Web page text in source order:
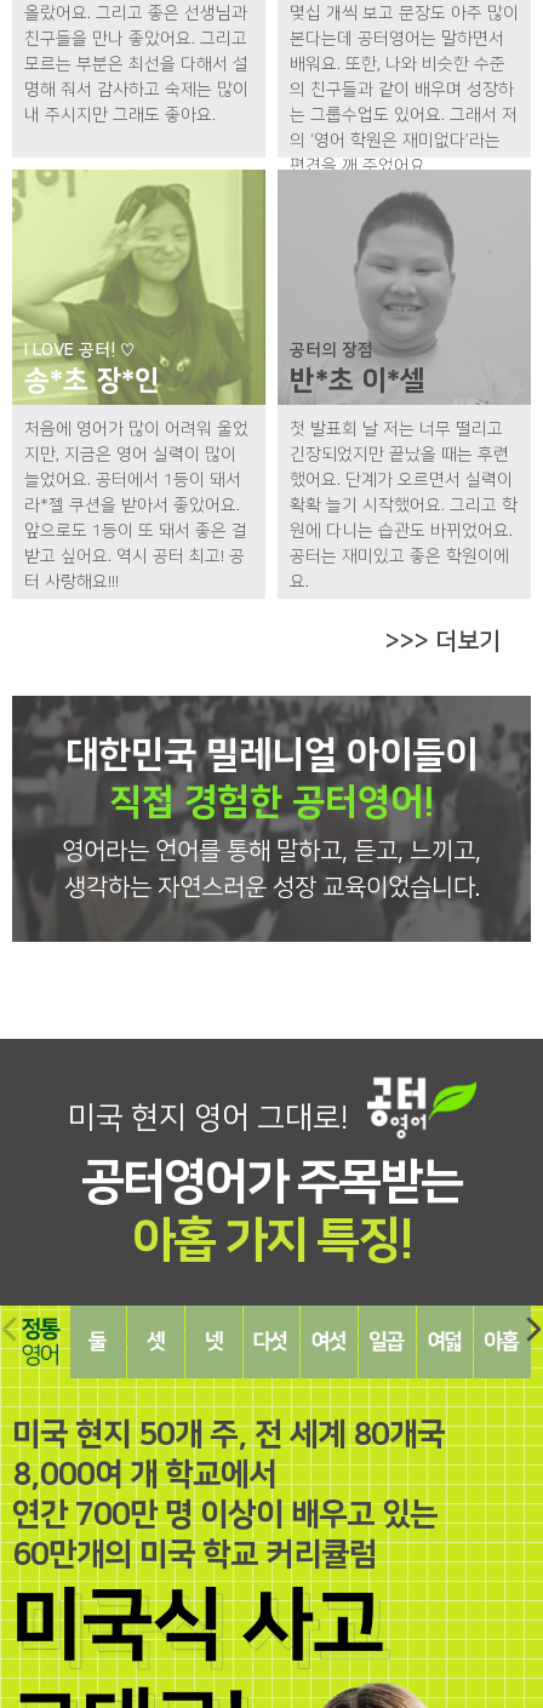
올랐어요. 그리고 좋은 선생님과
친구들을 만나 좋았어요. 그리고
모르는 부분은 최선을 다해서 설
명해 줘서 감사하고 숙제는 많이
내 주시지만 그래도 좋아요.
몇십 개씩 보고 문장도 아주 많이
본다는데 공터영어는 말하면서
배워요. 또한, 나와 비슷한 수준
의 친구들과 같이 배우며 성장하
는 그룹수업도 있어요. 그래서 저
의 ‘영어 학원은 재미없다’라는
편견을 깨 주었어요.
I LOVE 공터! ♡
송*초 장*인
처음에 영어가 많이 어려워 울었
지만, 지금은 영어 실력이 많이
늘었어요. 공터에서 1등이 돼서
라*젤 쿠션을 받아서 좋았어요.
앞으로도 1등이 또 돼서 좋은 걸
받고 싶어요. 역시 공터 최고! 공
터 사랑해요!!!
공터의 장점
반*초 이*셀
첫 발표회 날 저는 너무 떨리고
긴장되었지만 끝났을 때는 후련
했어요. 단계가 오르면서 실력이
확확 늘기 시작했어요. 그리고 학
원에 다니는 습관도 바뀌었어요.
공터는 재미있고 좋은 학원이에
요.
>>> 더보기
대한민국 밀레니얼 아이들이
직접 경험한 공터영어!
영어라는 언어를 통해 말하고, 듣고, 느끼고,
생각하는 자연스러운 성장 교육이었습니다.
미국 현지 영어 그대로!
공터영어가 주목받는
아홉 가지 특징!
하
나
정
통
영
어
-
확
장
영
어
밀
착
영
어
-
인
지
영
어
섯
-
표
현
영
어
섯
-
인
성
영
어
곱
-
경
헙
영
덟
-
성
장
영
어
홉
-
결
영
미국 현지 50개 주, 전 세계 80개국
8,000여 개 학교에서
연간 700만 명 이상이 배우고 있는
60만개의 미국 학교 커리큘럼